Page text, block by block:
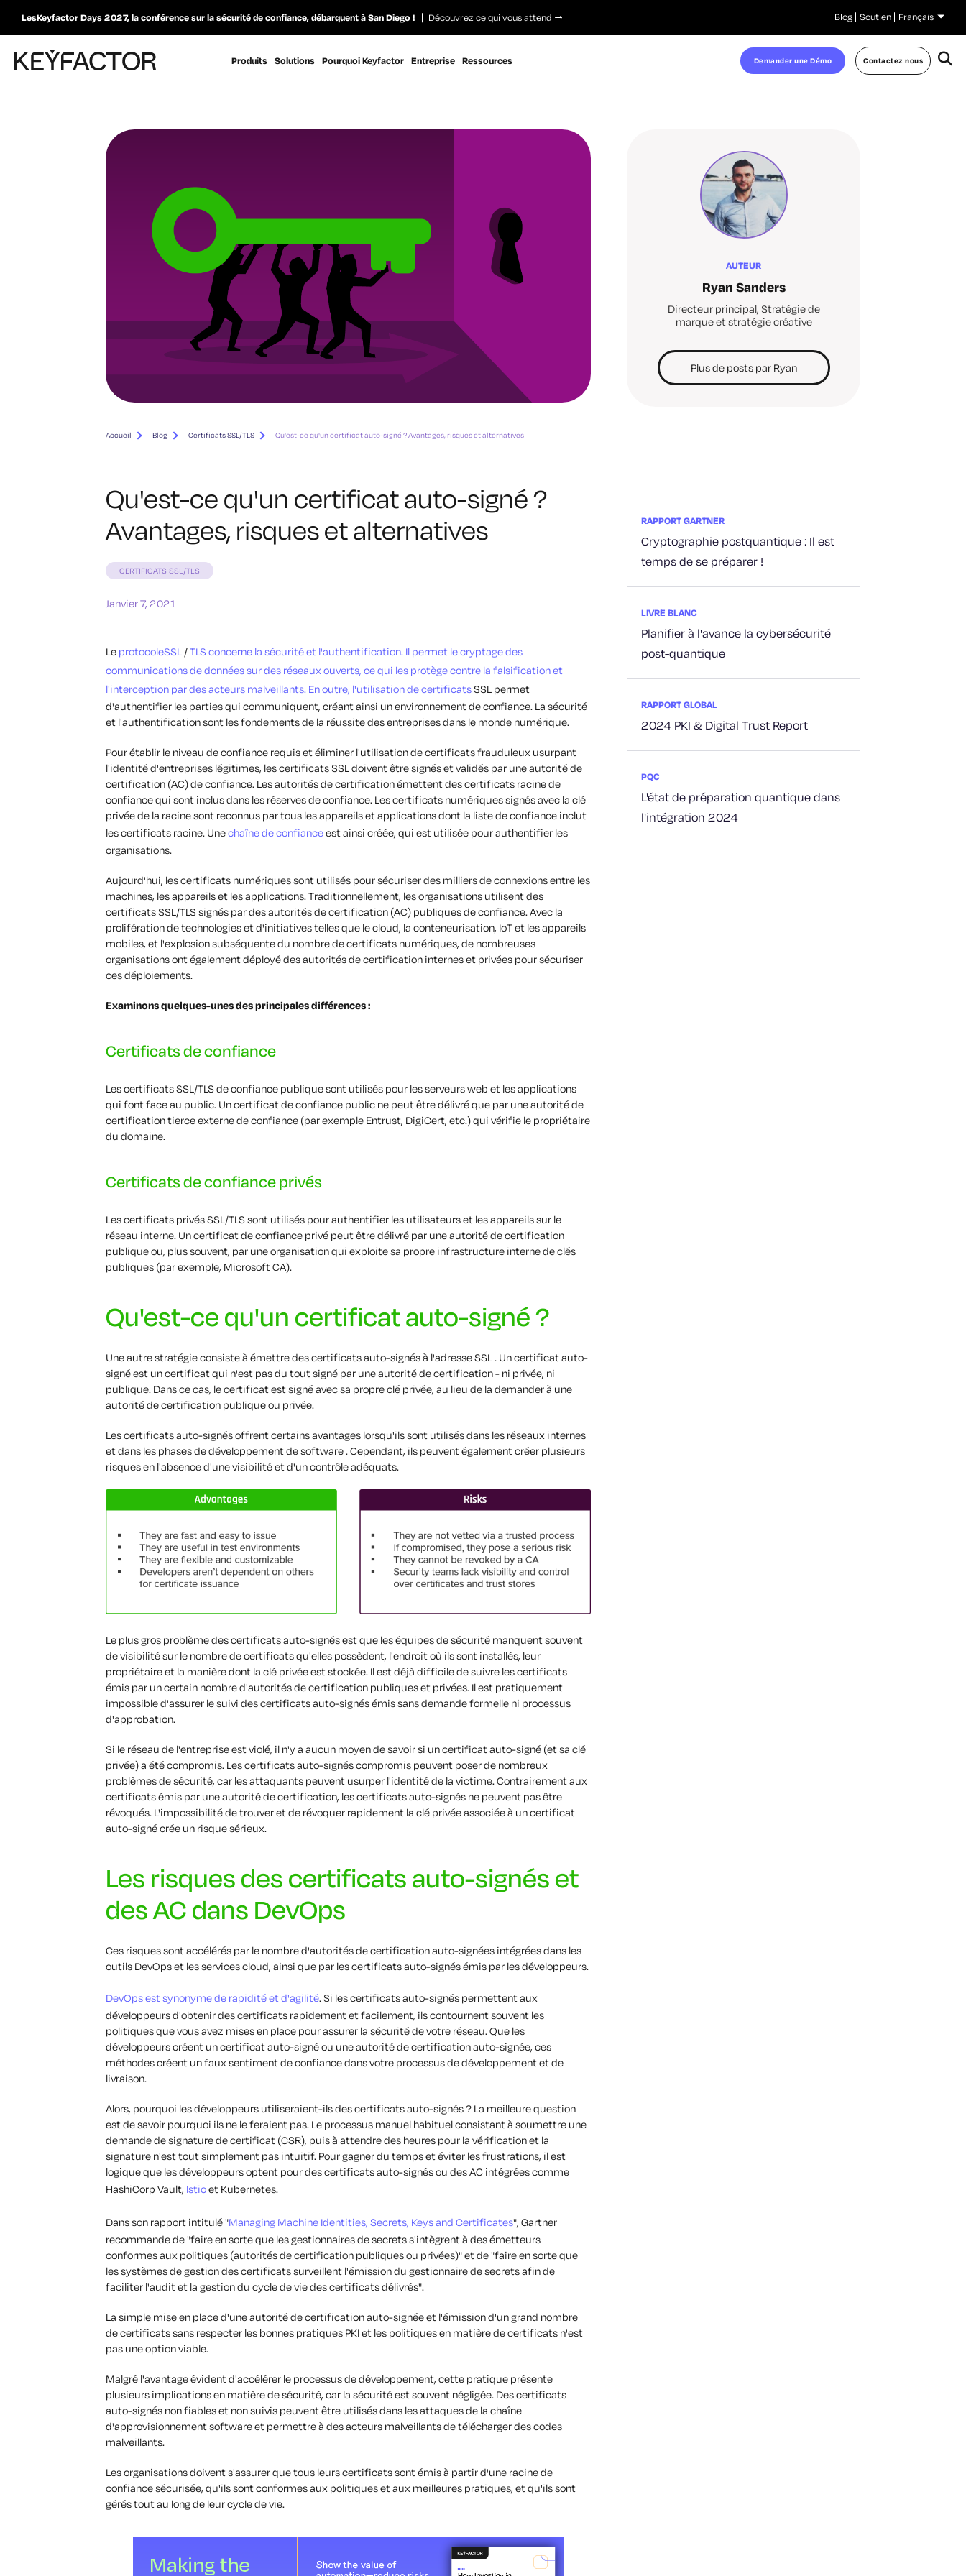
LesKeyfactor Days 2027, la conférence sur la sécurité de confiance, débarquent à San Diego ! Découvrez ce qui vous attend Blog Soutien Français
Produits Solutions Pourquoi Keyfactor Entreprise Ressources Demander une Démo Contactez nous
Accueil Blog Certificats SSL/TLS Qu'est-ce qu'un certificat auto-signé ? Avantages, risques et alternatives
Qu'est-ce qu'un certificat auto-signé ?
Avantages, risques et alternatives
CERTIFICATS SSL/TLS
Janvier 7, 2021
Le protocoleSSL /TLS concerne la sécurité et l'authentification. Il permet le cryptage des
communications de données sur des réseaux ouverts, ce qui les protège contre la falsification et
l'interception par des acteurs malveillants. En outre, l'utilisation de certificatsSSL permet
d'authentifier les parties qui communiquent, créant ainsi un environnement de confiance. La sécurité
et l'authentification sont les fondements de la réussite des entreprises dans le monde numérique.
Pour établir le niveau de confiance requis et éliminer l'utilisation de certificats frauduleux usurpant
l'identité d'entreprises légitimes, les certificats SSL doivent être signés et validés par une autorité de
certification (AC) de confiance. Les autorités de certification émettent des certificats racine de
confiance qui sont inclus dans les réserves de confiance. Les certificats numériques signés avec la clé
privée de la racine sont reconnus par tous les appareils et applications dont la liste de confiance inclut
les certificats racine. Unechaîne de confianceest ainsi créée, qui est utilisée pour authentifier les
organisations.
Aujourd'hui, les certificats numériques sont utilisés pour sécuriser des milliers de connexions entre les
machines, les appareils et les applications. Traditionnellement, les organisations utilisent des
certificats SSL/TLS signés par des autorités de certification (AC) publiques de confiance. Avec la
prolifération de technologies et d'initiatives telles que le cloud, la conteneurisation, IoT et les appareils
mobiles, et l'explosion subséquente du nombre de certificats numériques, de nombreuses
organisations ont également déployé des autorités de certification internes et privées pour sécuriser
ces déploiements.
Examinons quelques-unes des principales différences :
Certificats de confiance
Les certificats SSL/TLS de confiance publique sont utilisés pour les serveurs web et les applications
qui font face au public. Un certificat de confiance public ne peut être délivré que par une autorité de
certification tierce externe de confiance (par exemple Entrust, DigiCert, etc.) qui vérifie le propriétaire
du domaine.
Certificats de confiance privés
Les certificats privés SSL/TLS sont utilisés pour authentifier les utilisateurs et les appareils sur le
réseau interne. Un certificat de confiance privé peut être délivré par une autorité de certification
publique ou, plus souvent, par une organisation qui exploite sa propre infrastructure interne de clés
publiques (par exemple, Microsoft CA).
Qu'est-ce qu'un certificat auto-signé ?
Une autre stratégie consiste à émettre des certificats auto-signés à l'adresse SSL . Un certificat auto-
signé est un certificat qui n'est pas du tout signé par une autorité de certification - ni privée, ni
publique. Dans ce cas, le certificat est signé avec sa propre clé privée, au lieu de la demander à une
autorité de certification publique ou privée.
Les certificats auto-signés offrent certains avantages lorsqu'ils sont utilisés dans les réseaux internes
et dans les phases de développement de software . Cependant, ils peuvent également créer plusieurs
risques en l'absence d'une visibilité et d'un contrôle adéquats.
Le plus gros problème des certificats auto-signés est que les équipes de sécurité manquent souvent
de visibilité sur le nombre de certificats qu'elles possèdent, l'endroit où ils sont installés, leur
propriétaire et la manière dont la clé privée est stockée. Il est déjà difficile de suivre les certificats
émis par un certain nombre d'autorités de certification publiques et privées. Il est pratiquement
impossible d'assurer le suivi des certificats auto-signés émis sans demande formelle ni processus
d'approbation.
Si le réseau de l'entreprise est violé, il n'y a aucun moyen de savoir si un certificat auto-signé (et sa clé
privée) a été compromis. Les certificats auto-signés compromis peuvent poser de nombreux
problèmes de sécurité, car les attaquants peuvent usurper l'identité de la victime. Contrairement aux
certificats émis par une autorité de certification, les certificats auto-signés ne peuvent pas être
révoqués. L'impossibilité de trouver et de révoquer rapidement la clé privée associée à un certificat
auto-signé crée un risque sérieux.
Les risques des certificats auto-signés et
des AC dans DevOps
Ces risques sont accélérés par le nombre d'autorités de certification auto-signées intégrées dans les
outils DevOps et les services cloud, ainsi que par les certificats auto-signés émis par les développeurs.
DevOps est synonyme de rapidité et d'agilité. Si les certificats auto-signés permettent aux
développeurs d'obtenir des certificats rapidement et facilement, ils contournent souvent les
politiques que vous avez mises en place pour assurer la sécurité de votre réseau. Que les
développeurs créent un certificat auto-signé ou une autorité de certification auto-signée, ces
méthodes créent un faux sentiment de confiance dans votre processus de développement et de
livraison.
Alors, pourquoi les développeurs utiliseraient-ils des certificats auto-signés ? La meilleure question
est de savoir pourquoi ils ne le feraient pas. Le processus manuel habituel consistant à soumettre une
demande de signature de certificat (CSR), puis à attendre des heures pour la vérification et la
signature n'est tout simplement pas intuitif. Pour gagner du temps et éviter les frustrations, il est
logique que les développeurs optent pour des certificats auto-signés ou des AC intégrées comme
HashiCorp Vault, Istioet Kubernetes.
Dans son rapport intitulé "Managing Machine Identities, Secrets, Keys and Certificates", Gartner
recommande de "faire en sorte que les gestionnaires de secrets s'intègrent à des émetteurs
conformes aux politiques (autorités de certification publiques ou privées)" et de "faire en sorte que
les systèmes de gestion des certificats surveillent l'émission du gestionnaire de secrets afin de
faciliter l'audit et la gestion du cycle de vie des certificats délivrés".
La simple mise en place d'une autorité de certification auto-signée et l'émission d'un grand nombre
de certificats sans respecter les bonnes pratiques PKI et les politiques en matière de certificats n'est
pas une option viable.
Malgré l'avantage évident d'accélérer le processus de développement, cette pratique présente
plusieurs implications en matière de sécurité, car la sécurité est souvent négligée. Des certificats
auto-signés non fiables et non suivis peuvent être utilisés dans les attaques de la chaîne
d'approvisionnement software et permettre à des acteurs malveillants de télécharger des codes
malveillants.
Les organisations doivent s'assurer que tous leurs certificats sont émis à partir d'une racine de
confiance sécurisée, qu'ils sont conformes aux politiques et aux meilleures pratiques, et qu'ils sont
gérés tout au long de leur cycle de vie.
AUTEUR
Ryan Sanders
Directeur principal, Stratégie de
marque et stratégie créative
Plus de posts par Ryan
RAPPORT GARTNER
Cryptographie postquantique : Il est
temps de se préparer !
LIVRE BLANC
Planifier à l'avance la cybersécurité
post-quantique
RAPPORT GLOBAL
2024 PKI & Digital Trust Report
PQC
L'état de préparation quantique dans
l'intégration 2024